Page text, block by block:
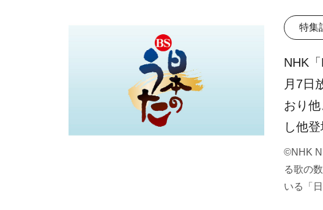
特集
NHK
月7日
おり
し他
©NHK
る歌の
いる「